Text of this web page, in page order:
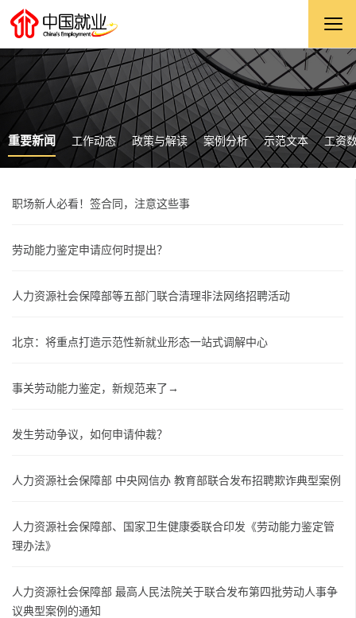
重要新闻 工作动态 政策与解读 案例分析 示范文本 工资
职场新人必看！签合同，注意这些事
劳动能力鉴定申请应何时提出？
人力资源社会保障部等五部门联合清理非法网络招聘活动
北京：将重点打造示范性新就业形态一站式调解中心
事关劳动能力鉴定，新规范来了→
发生劳动争议，如何申请仲裁？
人力资源社会保障部 中央网信办 教育部联合发布招聘欺诈典型案例
人力资源社会保障部、国家卫生健康委联合印发《劳动能力鉴定管
理办法》
人力资源社会保障部 最高人民法院关于联合发布第四批劳动人事争
议典型案例的通知